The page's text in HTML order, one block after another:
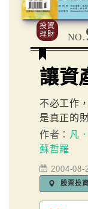
投資
理財
NO.
讓資
不必工作
是真正的
作者： 凡
蘇哲羅
2004-08-
股票投資